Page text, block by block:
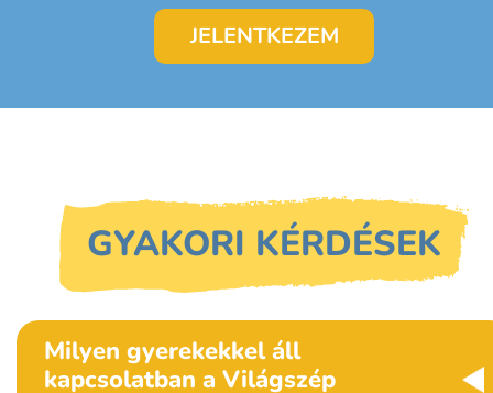
JELENTKEZEM
GYAKORI KÉRDÉSEK
Milyen gyerekekkel áll
kapcsolatban a Világszép